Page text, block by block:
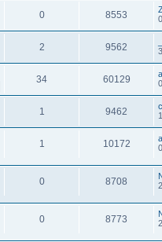
0 8553
2 9562
34 60129
1 9462
1 10172
0 8708
0 8773